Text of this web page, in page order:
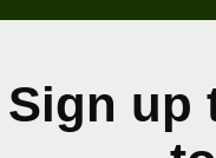
Sign up